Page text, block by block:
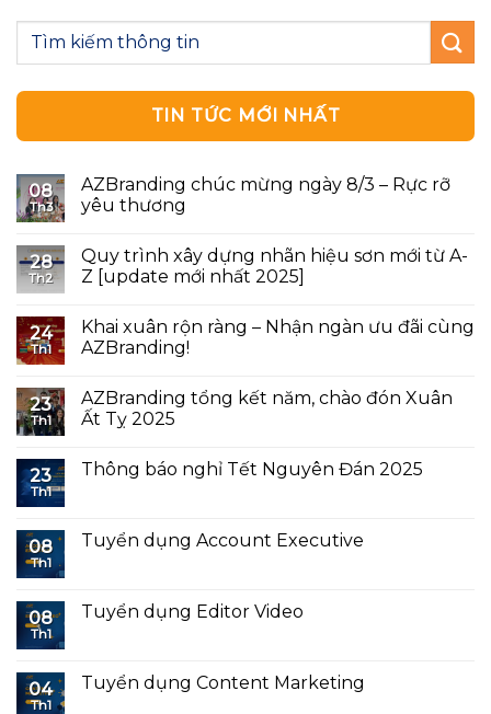
TIN TỨC MỚI NHẤT
08
Th3
AZBranding chúc mừng ngày 8/3 – Rực rỡ
yêu thương
28
Th2
Quy trình xây dựng nhãn hiệu sơn mới từ A-
Z [update mới nhất 2025]
24
Th1
Khai xuân rộn ràng – Nhận ngàn ưu đãi cùng
AZBranding!
23
Th1
AZBranding tổng kết năm, chào đón Xuân
Ất Tỵ 2025
23
Th1
Thông báo nghỉ Tết Nguyên Đán 2025
08
Th1
Tuyển dụng Account Executive
08
Th1
Tuyển dụng Editor Video
04
Th1
Tuyển dụng Content Marketing